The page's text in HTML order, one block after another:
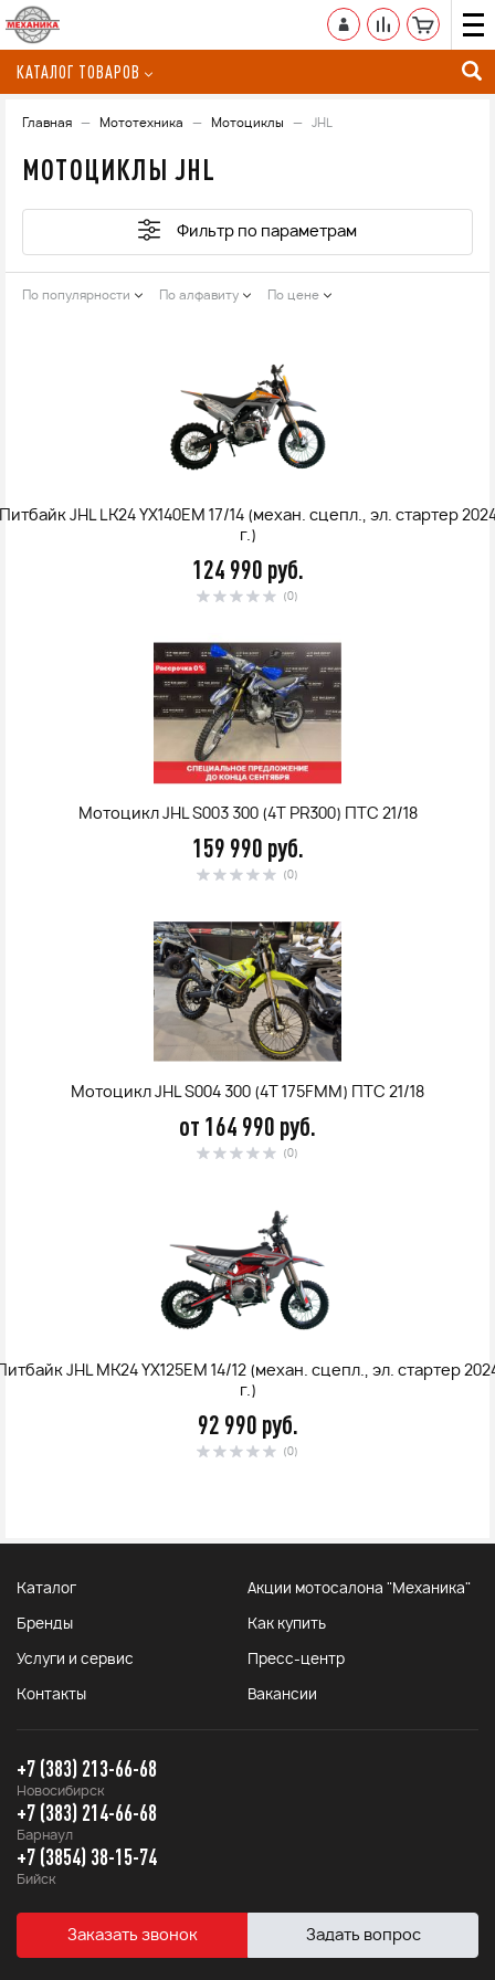
КАТАЛОГ ТОВАРОВ
Главная Мототехника Мотоциклы JHL
МОТОЦИКЛЫ JHL
Фильтр по параметрам
По популярности По алфавиту По цене
JHL LK24 YX140EM 17/14 (механ. сцепл., эл. стартер
г.)
124 990 руб.
(0)
Мотоцикл JHL S003 300 (4T PR300) ПТС 21/18
159 990 руб.
(0)
Мотоцикл JHL S004 300 (4T 175FMM) ПТС 21/18
от 164 990 руб.
(0)
JHL MK24 YX125EM 14/12 (механ. сцепл., эл. стартер
г.)
92 990 руб.
(0)
Каталог Акции мотосалона "Механика"
Бренды Как купить
Услуги и сервис Пресс-центр
Контакты Вакансии
+7 (383) 213-66-68
Новосибирск
+7 (383) 214-66-68
Барнаул
+7 (3854) 38-15-74
Бийск
Заказать звонок Задать вопрос